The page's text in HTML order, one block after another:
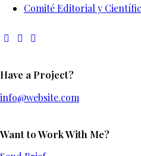
Comité Editorial y
Have a Project?
info@website.com
Want to Work With Me?